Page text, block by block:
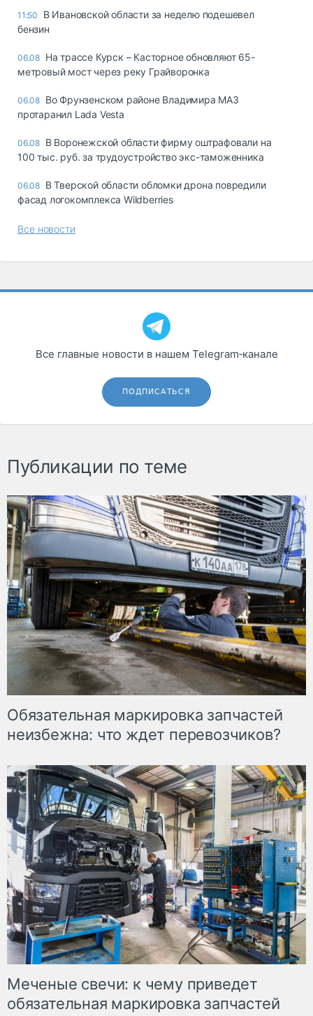
11:50
В Ивановской области за неделю подешевел
бензин
06.08 На трассе Курск – Касторное обновляют 65-
метровый мост через реку Грайворонка
06.08 Во Фрунзенском районе Владимира МАЗ
протаранил Lada Vesta
06.08 В Воронежской области фирму оштрафовали на
100 тыс. руб. за трудоустройство экс-таможенника
06.08 В Тверской области обломки дрона повредили
фасад логокомплекса Wildberries
Все новости
Все главные новости в нашем Telegram‑канале
ПОДПИСАТЬСЯ
Публикации по теме
Обязательная маркировка запчастей
неизбежна: что ждет перевозчиков?
Меченые свечи: к чему приведет
обязательная маркировка запчастей